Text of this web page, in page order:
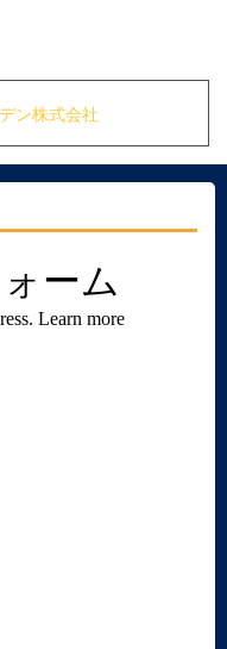
ン株式会社